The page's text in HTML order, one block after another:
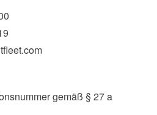
gemäß § 27 a